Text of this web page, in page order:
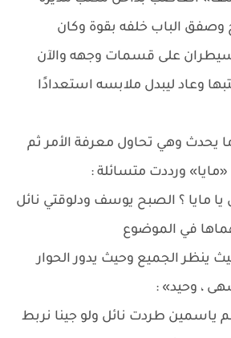
وصفق الباب خلفه بقوة وكان
على قسمات وجهه والآن
وعاد ليبدل ملابسه استعدادًا
يحدث وهي تحاول معرفة الأمر ثم
ورددت متسائلة :
يا مايا ؟ الصبح يوسف ودلوقتي نائل
في الموضوع
ينظر الجميع وحيث يدور الحوار
سهى ، وحيد» :
ياسمين طردت نائل ولو جينا نربط